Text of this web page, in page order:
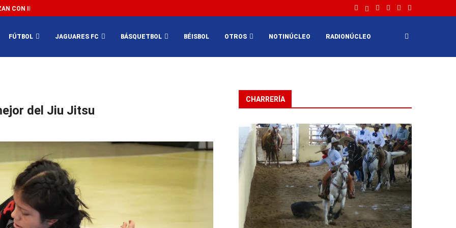
CON IMPEDIR EL MÉXICO VS SUDÁFRICA...
FÚTBOL JAGUARES FC BÁSQUETBOL BÉISBOL OTROS NOTINÚCLEO RADIONÚCLEO
del Jiu Jitsu
CHARRERÍA